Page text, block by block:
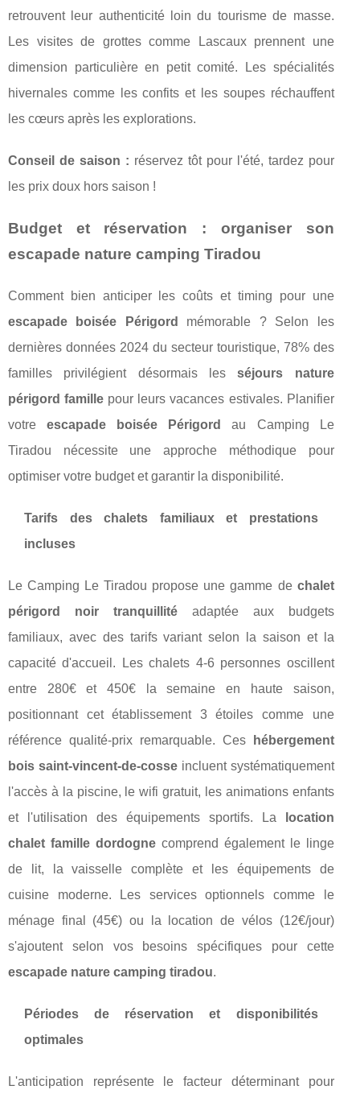
retrouvent leur authenticité loin du tourisme de masse.
Les visites de grottes comme Lascaux prennent une
dimension particulière en petit comité. Les spécialités
hivernales comme les confits et les soupes réchauffent
les cœurs après les explorations.
Conseil de saison : réservez tôt pour l'été, tardez pour
les prix doux hors saison !
Budget et réservation : organiser son
escapade nature camping Tiradou
Comment bien anticiper les coûts et timing pour une
escapade boisée Périgord
mémorable ? Selon les
dernières données 2024 du secteur touristique, 78% des
familles privilégient désormais lesséjours nature
périgord famille pour leurs vacances estivales. Planifier
votreescapade boisée Périgord
au Camping Le
Tiradou nécessite une approche méthodique pour
optimiser votre budget et garantir la disponibilité.
Tarifs des chalets familiaux et prestations
incluses
Le Camping Le Tiradou propose une gamme de chalet
périgord noir tranquillitéadaptée aux budgets
familiaux, avec des tarifs variant selon la saison et la
capacité d'accueil. Les chalets 4-6 personnes oscillent
entre 280€ et 450€ la semaine en haute saison,
positionnant cet établissement 3 étoiles comme une
référence qualité-prix remarquable. Ces
hébergement
bois saint-vincent-de-cosseincluent systématiquement
l'accès à la piscine, le wifi gratuit, les animations enfants
et l'utilisation des équipements sportifs. La
location
chalet famille dordognecomprend également le linge
de lit, la vaisselle complète et les équipements de
cuisine moderne. Les services optionnels comme le
ménage final (45€) ou la location de vélos (12€/jour)
s'ajoutent selon vos besoins spécifiques pour cette
escapade nature camping tiradou.
Périodes de réservation et disponibilités
optimales
L'anticipation représente le facteur déterminant pour